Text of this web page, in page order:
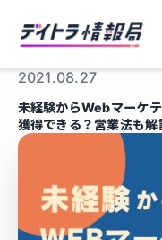
2021.08.27
未経験からWebマーケ
獲得できる？営業法も解